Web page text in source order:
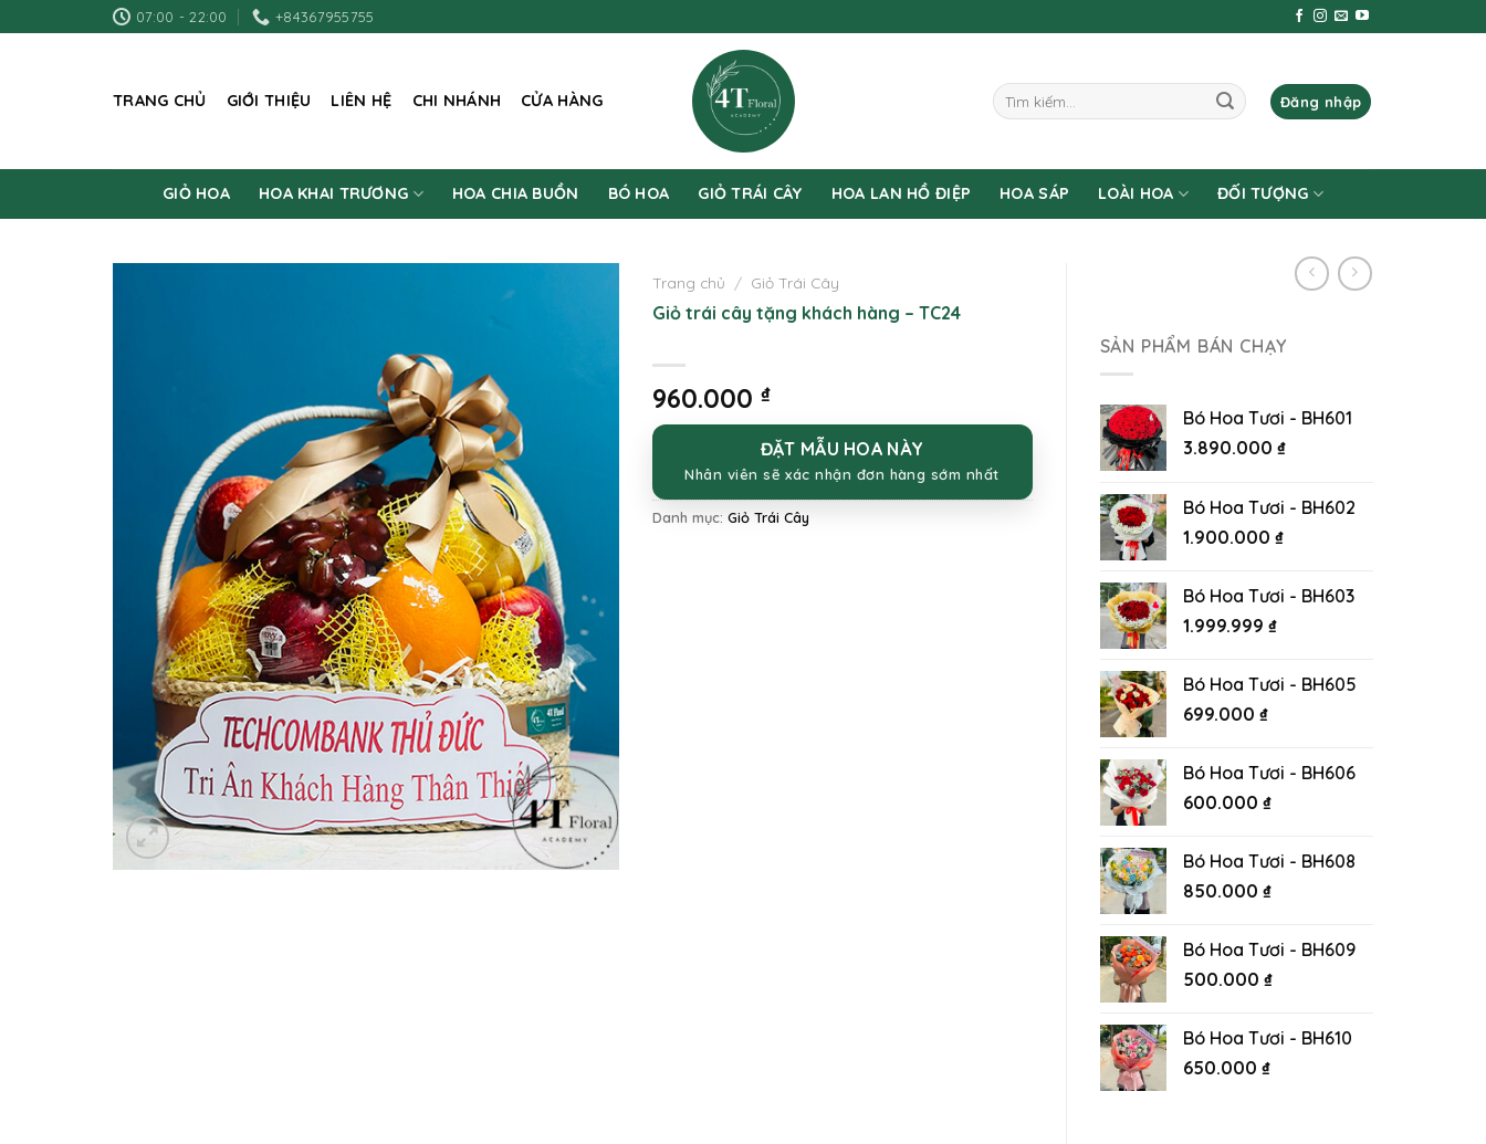
to
07:00 - 22:00 +84367955755
TRANG CHỦ GIỚI THIỆU LIÊN HỆ CHI NHÁNH CỬA HÀNG
Tìm
kiếm:
Đăng nhập
GIỎ HOA HOA KHAI TRƯƠNG HOA CHIA BUỒN BÓ HOA GIỎ TRÁI CÂY HOA LAN HỒ ĐIỆP HOA SÁP LOÀI HOA ĐỐI TƯỢNG
Trang chủ / Giỏ Trái Cây
Giỏ trái cây tặng khách hàng – TC24
960.000 ₫
ĐẶT MẪU HOA NÀY
Nhân viên sẽ xác nhận đơn hàng sớm nhất
Danh mục: Giỏ Trái Cây
SẢN PHẨM BÁN CHẠY
Bó Hoa Tươi - BH601
3.890.000 ₫
Bó Hoa Tươi - BH602
1.900.000 ₫
Bó Hoa Tươi - BH603
1.999.999 ₫
Bó Hoa Tươi - BH605
699.000 ₫
Bó Hoa Tươi - BH606
600.000 ₫
Bó Hoa Tươi - BH608
850.000 ₫
Bó Hoa Tươi - BH609
500.000 ₫
Bó Hoa Tươi - BH610
650.000 ₫